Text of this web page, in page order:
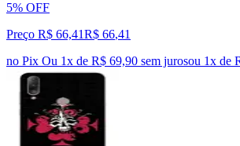
5% OFF
Preço R$ 66,41R$ 66,41
no Pix Ou 1x de R$ 69,90 sem jurosou 1x de